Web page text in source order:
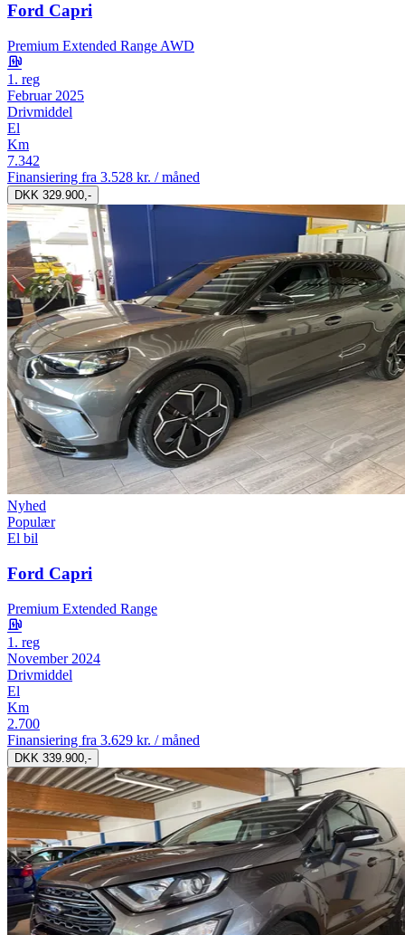
Ford Capri
Premium Extended Range AWD
1. reg
Februar 2025
Drivmiddel
El
Km
7.342
Finansiering fra 3.528 kr. / måned
DKK 329.900,-
Nyhed
Populær
El bil
Ford Capri
Premium Extended Range
1. reg
November 2024
Drivmiddel
El
Km
2.700
Finansiering fra 3.629 kr. / måned
DKK 339.900,-